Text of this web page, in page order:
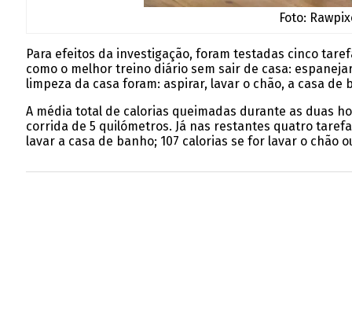
Foto:
Para efeitos da investigação, foram testadas cinco
como o melhor treino diário sem sair de casa:
limpeza da casa foram: aspirar, lavar o chão, a casa de
A média total de calorias queimadas durante as duas
corrida de 5 quilómetros. Já nas restantes quatro
lavar a casa de banho; 107 calorias se for lavar o chão